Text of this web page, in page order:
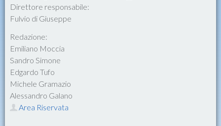
Direttore responsabile:
Fulvio di Giuseppe
Redazione:
Emiliano Moccia
Sandro Simone
Edgardo Tufo
Michele Gramazio
Alessandro Galano
Area Riservata